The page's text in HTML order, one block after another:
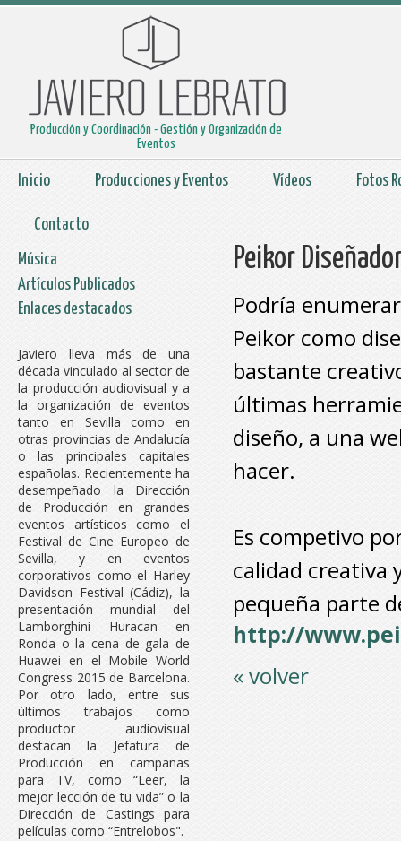
Producción y Coordinación - Gestión y Organización de
Eventos
Inicio Producciones y Eventos Vídeos Fotos
Contacto
Peikor
Podría
Peikor como
bastante
últimas
diseño, a una
hacer.
Es competivo
calidad creativa
pequeña parte
http://
« volver
Música
Artículos Publicados
Enlaces destacados
Javiero lleva más de una
década vinculado al sector de
la producción audiovisual y a
la organización de eventos
tanto en Sevilla como en
otras provincias de Andalucía
o las principales capitales
españolas. Recientemente ha
desempeñado la Dirección
de Producción en grandes
eventos artísticos como el
Festival de Cine Europeo de
Sevilla, y en eventos
corporativos como el Harley
Davidson Festival (Cádiz), la
presentación mundial del
Lamborghini Huracan en
Ronda o la cena de gala de
Huawei en el Mobile World
Congress 2015 de Barcelona.
Por otro lado, entre sus
últimos trabajos como
productor audiovisual
destacan la Jefatura de
Producción en campañas
para TV, como “Leer, la
mejor lección de tu vida” o la
Dirección de Castings para
películas como “Entrelobos".